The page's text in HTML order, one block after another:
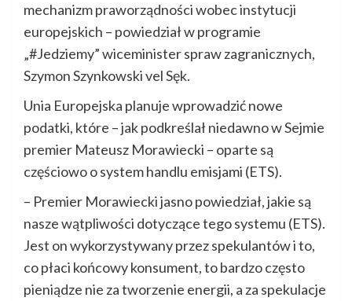
mechanizm praworządności wobec instytucji
europejskich – powiedział w programie
„#Jedziemy” wiceminister spraw zagranicznych,
Szymon Szynkowski vel Sęk.
Unia Europejska planuje wprowadzić nowe
podatki, które – jak podkreślał niedawno w Sejmie
premier Mateusz Morawiecki – oparte są
częściowo o system handlu emisjami (ETS).
– Premier Morawiecki jasno powiedział, jakie są
nasze wątpliwości dotyczące tego systemu (ETS).
Jest on wykorzystywany przez spekulantów i to,
co płaci końcowy konsument, to bardzo często
pieniądze nie za tworzenie energii, a za spekulacje